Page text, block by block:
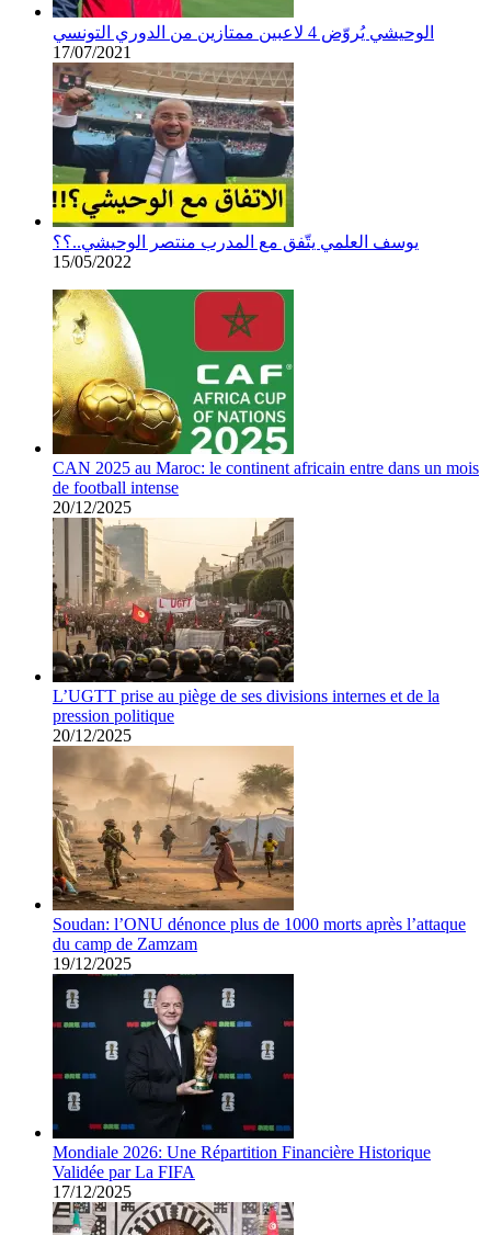
الوحيشي يُروّض 4 لاعبين ممتازين من الدوري التونسي
17/07/2021
يوسف العلمي يتّفق مع المدرب منتصر الوحيشي..؟؟
15/05/2022
CAN 2025 au Maroc: le continent africain entre dans un mois
de football intense
20/12/2025
L’UGTT prise au piège de ses divisions internes et de la
pression politique
20/12/2025
Soudan: l’ONU dénonce plus de 1000 morts après l’attaque
du camp de Zamzam
19/12/2025
Mondiale 2026: Une Répartition Financière Historique
Validée par La FIFA
17/12/2025